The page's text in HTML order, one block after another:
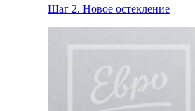
Шаг 2. Новое остекление